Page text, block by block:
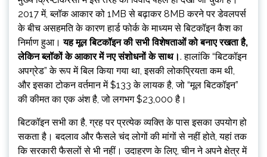
2017 में, ब्लॉक आकार को 1MB से बढ़ाकर 8MB करने पर डेवलपर्स
के बीच असहमति के कारण हार्ड फोर्क के माध्यम से बिटकॉइन कैश का
निर्माण हुआ।यह मूल बिटकॉइन की सभी विशेषताओं को बनाए रखता है,
लेकिन ब्लॉकों के आकार में नए संशोधनों के साथ।. हालांकि “बिटकॉइन
अपग्रेड” के रूप में बिल किया गया था, इसकी लोकप्रियता कम थी,
और इसका टोकन वर्तमान में $133 के लायक है, जो “मूल बिटकॉइन”
की कीमत का एक अंश है, जो लगभग $23,000 है।
बिटकॉइन सभी का है, ग्रह पर प्रत्येक व्यक्ति के पास इसका उपयोग हो
सकता है। बदलाव और फैसले चंद लोगों की मांगों से नहीं होते, यहां तक ​​
कि सरकारी फैसलों से भी नहीं। उदाहरण के लिए, चीन ने अपने क्षेत्र में